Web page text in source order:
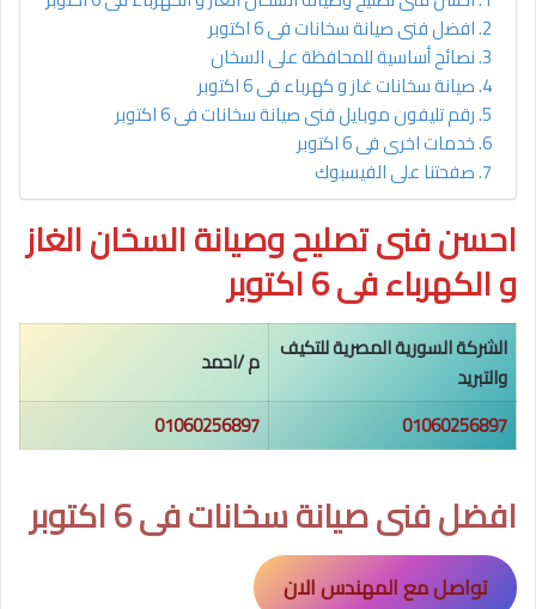
افضل فنى صيانة سخانات فى 6 اكتوبر
نصائح أساسية للمحافظة على السخان
صيانة سخانات غاز و كهرباء فى 6 اكتوبر
رقم تليفون موبايل فنى صيانة سخانات فى 6 اكتوبر
خدمات اخرى فى 6 اكتوبر
صفحتنا على الفيسبوك
احسن فنى تصليح وصيانة السخان الغاز
و الكهرباء فى 6 اكتوبر
الشركة السورية المصرية للتكيف
والتبريد
م /احمد
01060256897
01060256897
افضل فنى صيانة سخانات فى 6 اكتوبر
تواصل مع المهندس الان